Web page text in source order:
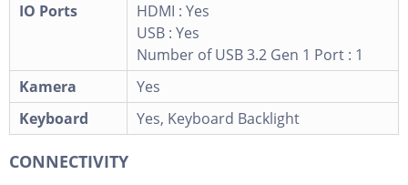
IO Ports
HDMI : Yes
USB : Yes
Number of USB 3.2 Gen 1 Port : 1
Kamera
Yes
Keyboard
Yes, Keyboard Backlight
CONNECTIVITY